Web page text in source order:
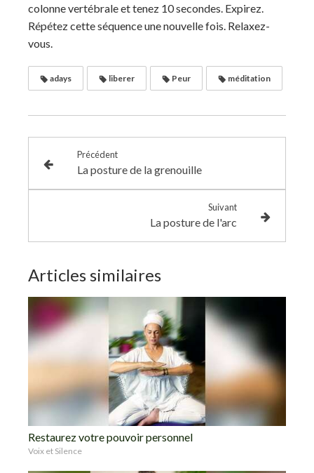
colonne vertébrale et tenez 10 secondes. Expirez.
Répétez cette séquence une nouvelle fois. Relaxez-
vous.
adays liberer Peur méditation
Précédent
La posture de la grenouille
Suivant
La posture de l'arc
Articles similaires
Restaurez votre pouvoir personnel
Voix et Silence